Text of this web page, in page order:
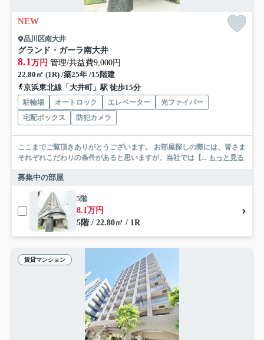
NEW
品川区南大井
グランド・ガーラ南大井
8.1 万円 管理/共益費9,000円
22.80㎡ (1R) /築25年 /15階建
京浜東北線「大井町」駅 徒歩15分
駐輪場 オートロック エレベーター
光ファイバー
宅配ボックス
防犯カメラ
ここまでご覧頂きありがとうございます。 お部屋探しの際には、皆さま
それぞれこだわりの条件があると思いますが、当社では【... もっと見る
募集中の部屋
5階
8.1万円
5階 / 22.80㎡ / 1R
賃貸マンション